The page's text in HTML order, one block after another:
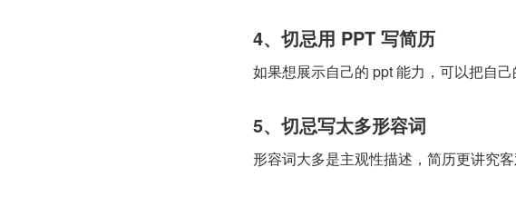
4、切忌用 PPT 写简历
如果想展示自己的 ppt 能力，可以把自己
5、切忌写太多形容词
形容词大多是主观性描述，简历更讲究客